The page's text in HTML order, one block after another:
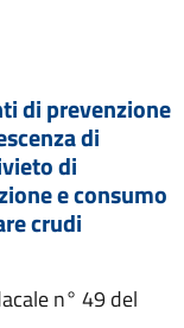
di prevenzione
di
di
e consumo
crudi
n° 49 del